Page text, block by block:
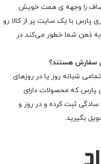
را وجهه ى همت خویش
پارس با یک سایت پر از کالا رو
به ذهن شما خطور می‌کند در
سفارش هستند؟
شبانه روز یا در روزهای
پارس که محصولات دارای
ثبت کرده و در روز و
بگیرید.